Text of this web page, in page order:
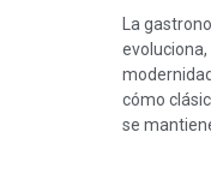
La
cómo
se